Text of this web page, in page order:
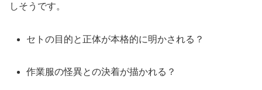
しそうです。
セトの目的と正体が本格的に明かされる？
作業服の怪異との決着が描かれる？